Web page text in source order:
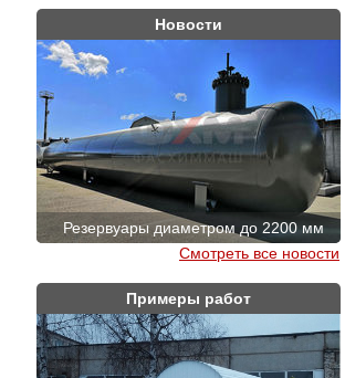
Новости
Резервуары диаметром до 2200 мм
Смотреть все новости
Примеры работ